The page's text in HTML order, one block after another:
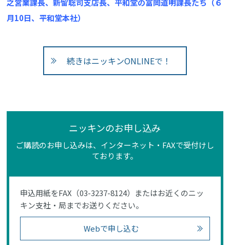
之営業課長、新留聡司支店長、平和堂の富岡道明課長たち（６
月10日、平和堂本社）
続きはニッキンONLINEで！
ニッキンのお申し込み
ご購読のお申し込みは、インターネット・FAXで受付けし
ております。
申込用紙をFAX（03-3237-8124）またはお近くのニッ
キン支社・局までお送りください。
Webで申し込む